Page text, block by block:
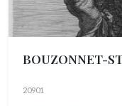
BOUZONNET-
20901